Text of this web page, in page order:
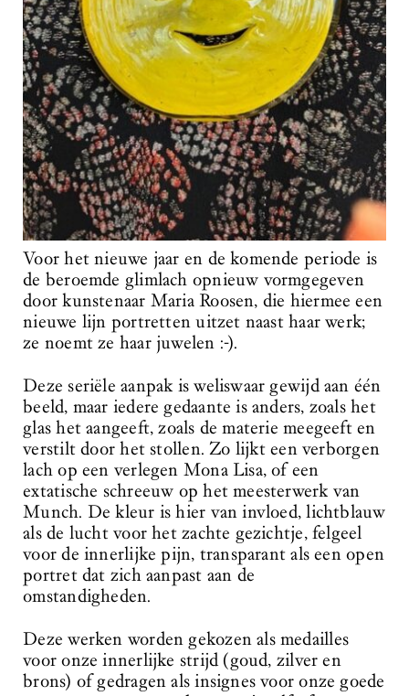
Voor het nieuwe jaar en de komende periode is
de beroemde glimlach opnieuw vormgegeven
door kunstenaar Maria Roosen, die hiermee een
nieuwe lijn portretten uitzet naast haar werk;
ze noemt ze haar juwelen :-).
Deze seriële aanpak is weliswaar gewijd aan één
beeld, maar iedere gedaante is anders, zoals het
glas het aangeeft, zoals de materie meegeeft en
verstilt door het stollen. Zo lijkt een verborgen
lach op een verlegen Mona Lisa, of een
extatische schreeuw op het meesterwerk van
Munch. De kleur is hier van invloed, lichtblauw
als de lucht voor het zachte gezichtje, felgeel
voor de innerlijke pijn, transparant als een open
portret dat zich aanpast aan de
omstandigheden.
Deze werken worden gekozen als medailles
voor onze innerlijke strijd (goud, zilver en
brons) of gedragen als insignes voor onze goede